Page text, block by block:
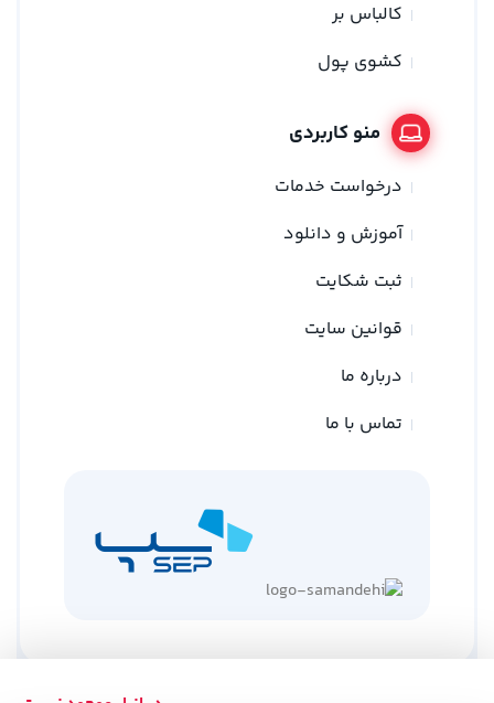
کالباس بر
کشوی پول
منو کاربردی
درخواست خدمات
آموزش و دانلود
ثبت شکایت
قوانین سایت
درباره ما
تماس با ما